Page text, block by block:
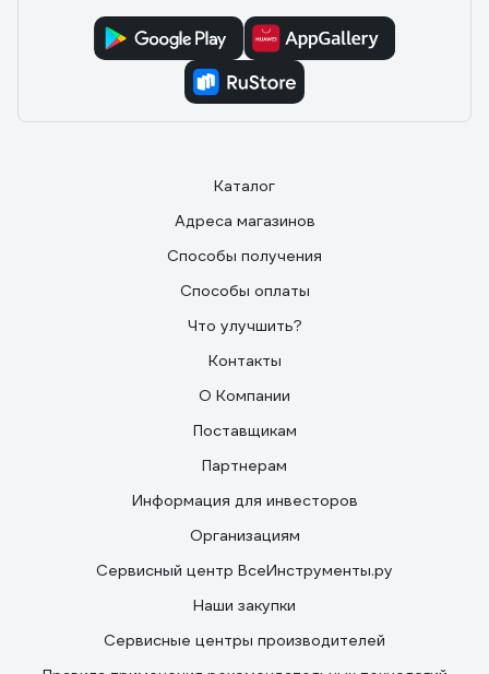
Каталог
Адреса магазинов
Способы получения
Способы оплаты
Что улучшить?
Контакты
О Компании
Поставщикам
Партнерам
Информация для инвесторов
Организациям
Сервисный центр ВсеИнструменты.ру
Наши закупки
Сервисные центры производителей